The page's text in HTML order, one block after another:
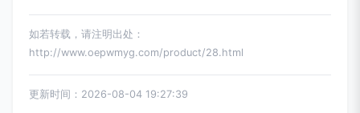
如若转载，请注明出处：
http://www.oepwmyg.com/product/28.html
更新时间：2026-08-04 19:27:39